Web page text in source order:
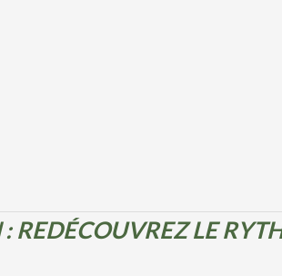
REDÉCOUVREZ LE